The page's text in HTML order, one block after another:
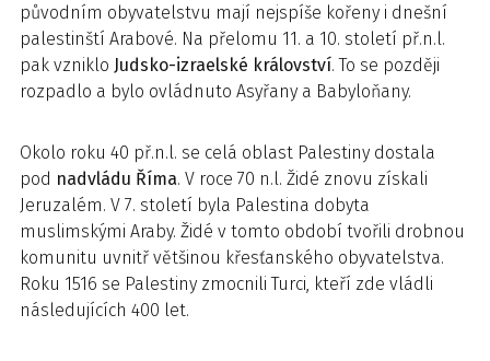
původním obyvatelstvu mají nejspíše kořeny i dnešní
palestinští Arabové. Na přelomu 11. a 10. století př.n.l.
pak vzniklo Judsko-izraelské království. To se později
rozpadlo a bylo ovládnuto Asyřany a Babyloňany.
Okolo roku 40 př.n.l. se celá oblast Palestiny dostala
pod nadvládu Říma. V roce 70 n.l. Židé znovu získali
Jeruzalém. V 7. století byla Palestina dobyta
muslimskými Araby. Židé v tomto období tvořili drobnou
komunitu uvnitř většinou křesťanského obyvatelstva.
Roku 1516 se Palestiny zmocnili Turci, kteří zde vládli
následujících 400 let.